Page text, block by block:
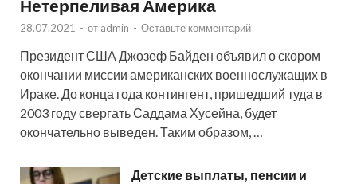
Нетерпеливая Америка
28.07.2021 - от admin - Оставьте комментарий
Президент США Джозеф Байден объявил о скором
окончании миссии американских военнослужащих в
Ираке. До конца года контингент, пришедший туда в
2003 году свергать Саддама Хусейна, будет
окончательно выведен. Таким образом, …
Детские выплаты, пенсии и